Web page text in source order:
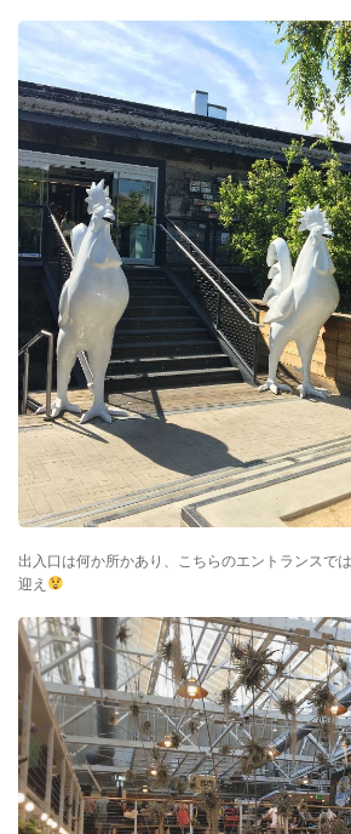
出入口は何か所かあり、こちらのエントランスで
迎え